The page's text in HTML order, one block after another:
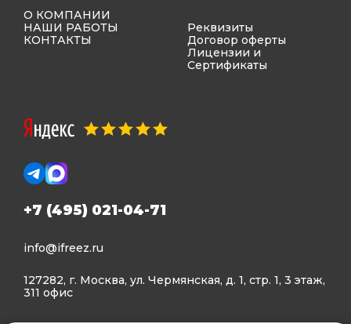
О КОМПАНИИ
НАШИ РАБОТЫ
КОНТАКТЫ
Реквизиты
Договор оферты
Лицензии и
Сертификаты
+7 (495) 021-04-71
info@ifreez.ru
127282, г. Москва, ул. Чермянская, д. 1, стр. 1, 3 этаж,
311 офис